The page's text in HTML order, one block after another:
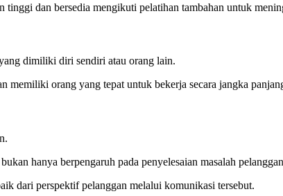
dan bersedia mengikuti pelatihan tambahan untuk
dimiliki diri sendiri atau orang lain.
memiliki orang yang tepat untuk bekerja secara jangka
hanya berpengaruh pada penyelesaian masalah
dari perspektif pelanggan melalui komunikasi tersebut.